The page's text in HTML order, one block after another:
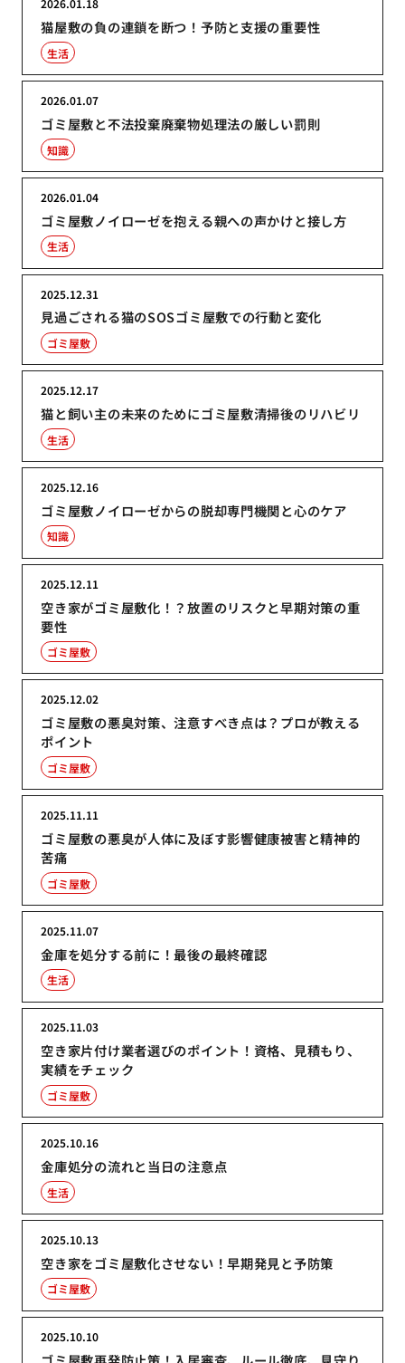
猫屋敷の負の連鎖を断つ！予防と支援の重要性
2026.01.18
生活
ゴミ屋敷と不法投棄廃棄物処理法の厳しい罰則
2026.01.07
知識
ゴミ屋敷ノイローゼを抱える親への声かけと接し方
2026.01.04
生活
見過ごされる猫のSOSゴミ屋敷での行動と変化
2025.12.31
ゴミ屋敷
猫と飼い主の未来のためにゴミ屋敷清掃後のリハビリ
2025.12.17
生活
ゴミ屋敷ノイローゼからの脱却専門機関と心のケア
2025.12.16
知識
空き家がゴミ屋敷化！？放置のリスクと早期対策の重
要性
2025.12.11
ゴミ屋敷
ゴミ屋敷の悪臭対策、注意すべき点は？プロが教える
ポイント
2025.12.02
ゴミ屋敷
ゴミ屋敷の悪臭が人体に及ぼす影響健康被害と精神的
苦痛
2025.11.11
ゴミ屋敷
金庫を処分する前に！最後の最終確認
2025.11.07
生活
空き家片付け業者選びのポイント！資格、見積もり、
実績をチェック
2025.11.03
ゴミ屋敷
金庫処分の流れと当日の注意点
2025.10.16
生活
空き家をゴミ屋敷化させない！早期発見と予防策
2025.10.13
ゴミ屋敷
2025.10.10